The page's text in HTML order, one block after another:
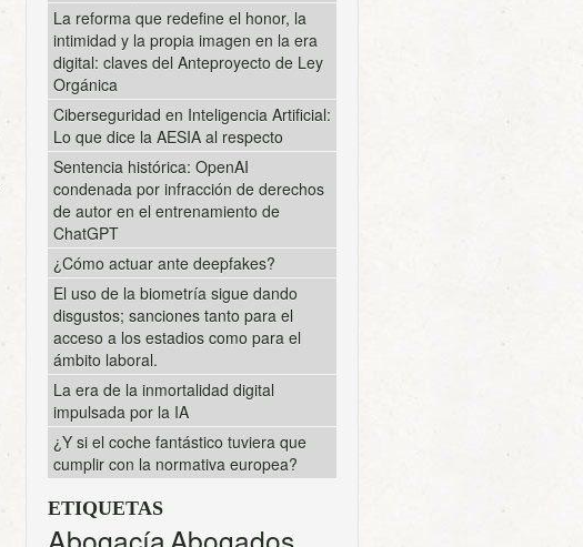
La reforma que redefine el honor, la
intimidad y la propia imagen en la era
digital: claves del Anteproyecto de Ley
Orgánica
Ciberseguridad en Inteligencia Artificial:
Lo que dice la AESIA al respecto
Sentencia histórica: OpenAI
condenada por infracción de derechos
de autor en el entrenamiento de
ChatGPT
¿Cómo actuar ante deepfakes?
El uso de la biometría sigue dando
disgustos; sanciones tanto para el
acceso a los estadios como para el
ámbito laboral.
La era de la inmortalidad digital
impulsada por la IA
¿Y si el coche fantástico tuviera que
cumplir con la normativa europea?
ETIQUETAS